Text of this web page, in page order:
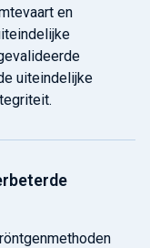
en
uiteindelijke